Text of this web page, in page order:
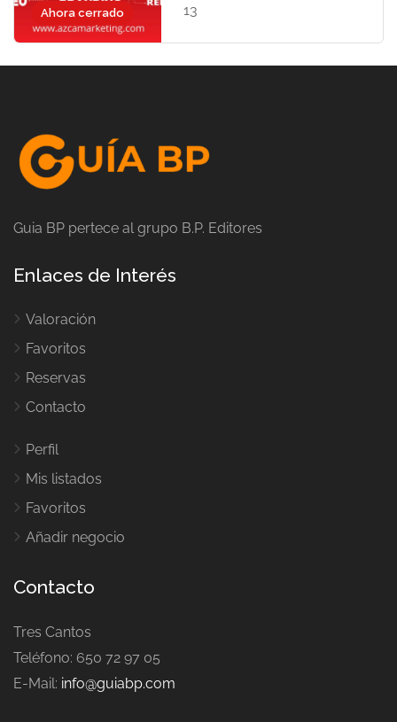
Ahora cerrado
13
Guia BP pertece al grupo B.P. Editores
Enlaces de Interés
Valoración
Favoritos
Reservas
Contacto
Perfil
Mis listados
Favoritos
Añadir negocio
Contacto
Tres Cantos
Teléfono: 650 72 97 05
E-Mail: info@guiabp.com